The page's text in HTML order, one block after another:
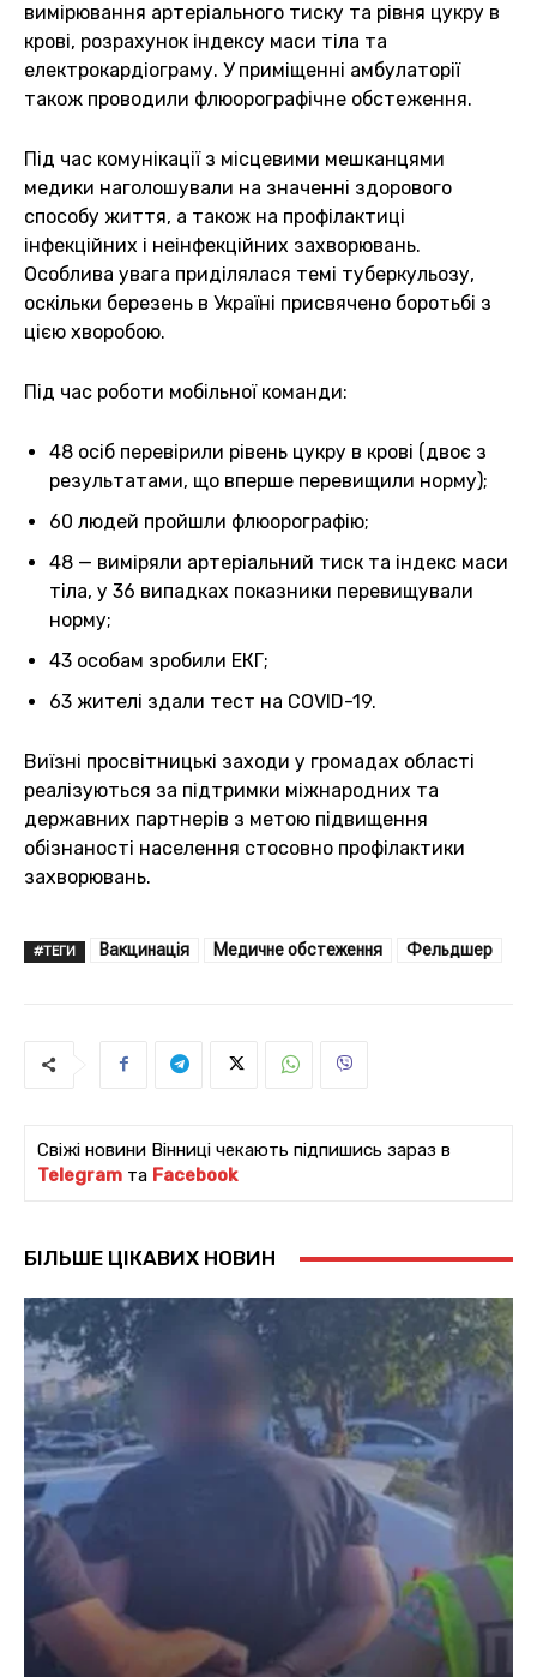
вимірювання артеріального тиску та рівня цукру в
крові, розрахунок індексу маси тіла та
електрокардіограму. У приміщенні амбулаторії
також проводили флюорографічне обстеження.
Під час комунікації з місцевими мешканцями
медики наголошували на значенні здорового
способу життя, а також на профілактиці
інфекційних і неінфекційних захворювань.
Особлива увага приділялася темі туберкульозу,
оскільки березень в Україні присвячено боротьбі з
цією хворобою.
Під час роботи мобільної команди:
48 осіб перевірили рівень цукру в крові (двоє з
результатами, що вперше перевищили норму);
60 людей пройшли флюорографію;
48 — виміряли артеріальний тиск та індекс маси
тіла, у 36 випадках показники перевищували
норму;
43 особам зробили ЕКГ;
63 жителі здали тест на COVID-19.
Виїзні просвітницькі заходи у громадах області
реалізуються за підтримки міжнародних та
державних партнерів з метою підвищення
обізнаності населення стосовно профілактики
захворювань.
#ТЕГИ Вакцинація Медичне обстеження Фельдшер
Свіжі новини Вінниці чекають підпишись зараз в
Telegram та Facebook
БІЛЬШЕ ЦІКАВИХ НОВИН